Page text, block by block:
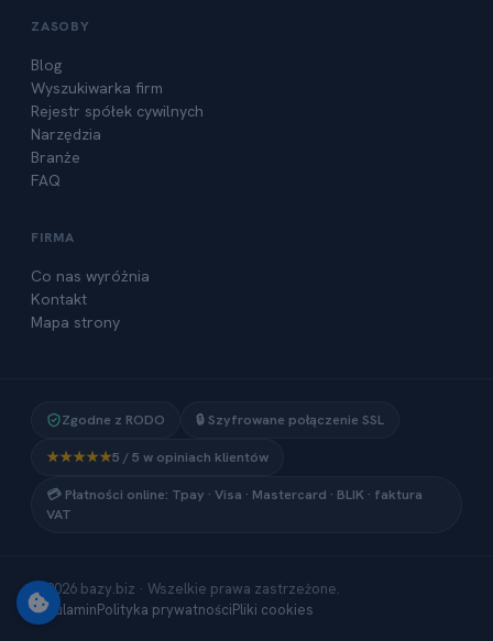
ZASOBY
Blog
Wyszukiwarka firm
Rejestr spółek cywilnych
Narzędzia
Branże
FAQ
FIRMA
Co nas wyróżnia
Kontakt
Mapa strony
Zgodne z RODO
🔒 Szyfrowane połączenie SSL
★★★★★5 / 5 w opiniach klientów
💳 Płatności online: Tpay · Visa · Mastercard · BLIK · faktura
VAT
© 2026 bazy.biz · Wszelkie prawa zastrzeżone.
RegulaminPolityka prywatnościPliki cookies